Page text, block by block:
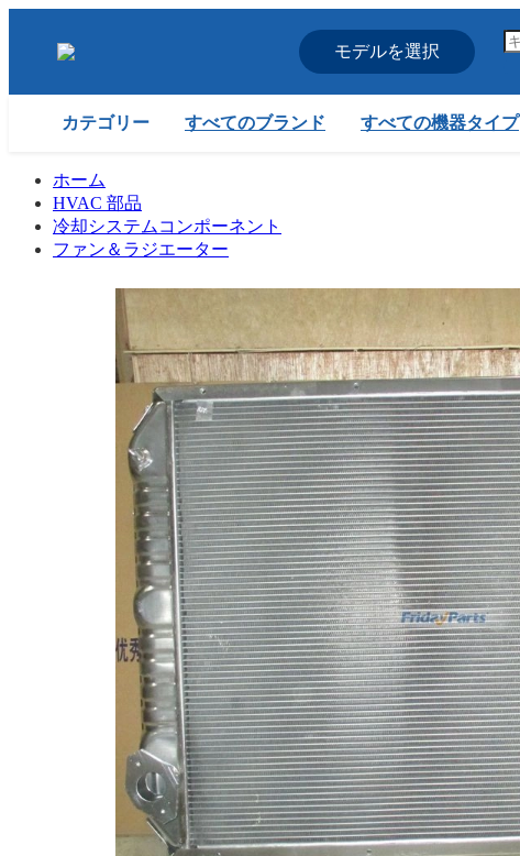
モデルを選択
カテゴリー すべてのブランド すべての機器タイプ
ホーム
HVAC 部品
冷却システムコンポーネント
ファン＆ラジエーター